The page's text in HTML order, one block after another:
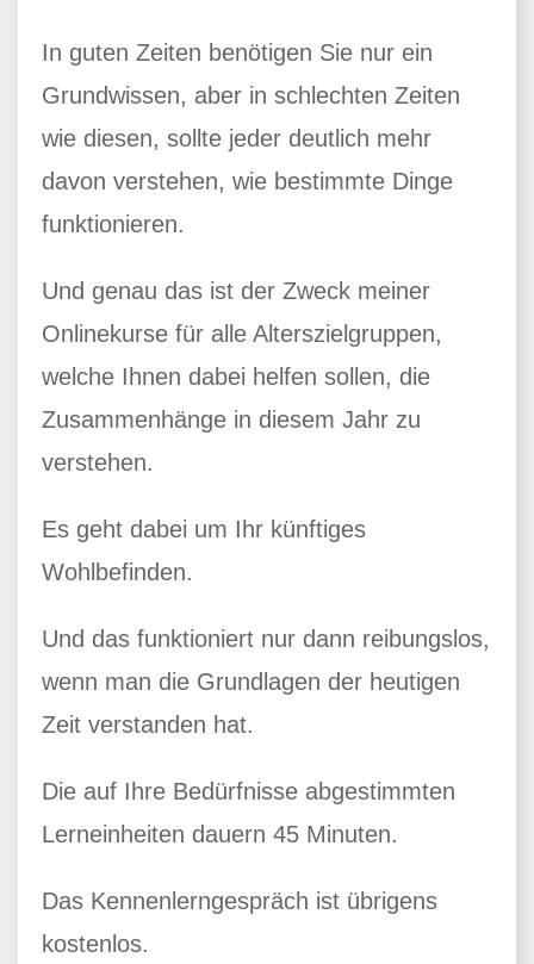
In guten Zeiten benötigen Sie nur ein
Grundwissen, aber in schlechten Zeiten
wie diesen, sollte jeder deutlich mehr
davon verstehen, wie bestimmte Dinge
funktionieren.
Und genau das ist der Zweck meiner
Onlinekurse für alle Alterszielgruppen,
welche Ihnen dabei helfen sollen, die
Zusammenhänge in diesem Jahr zu
verstehen.
Es geht dabei um Ihr künftiges
Wohlbefinden.
Und das funktioniert nur dann reibungslos,
wenn man die Grundlagen der heutigen
Zeit verstanden hat.
Die auf Ihre Bedürfnisse abgestimmten
Lerneinheiten dauern 45 Minuten.
Das Kennenlerngespräch ist übrigens
kostenlos.